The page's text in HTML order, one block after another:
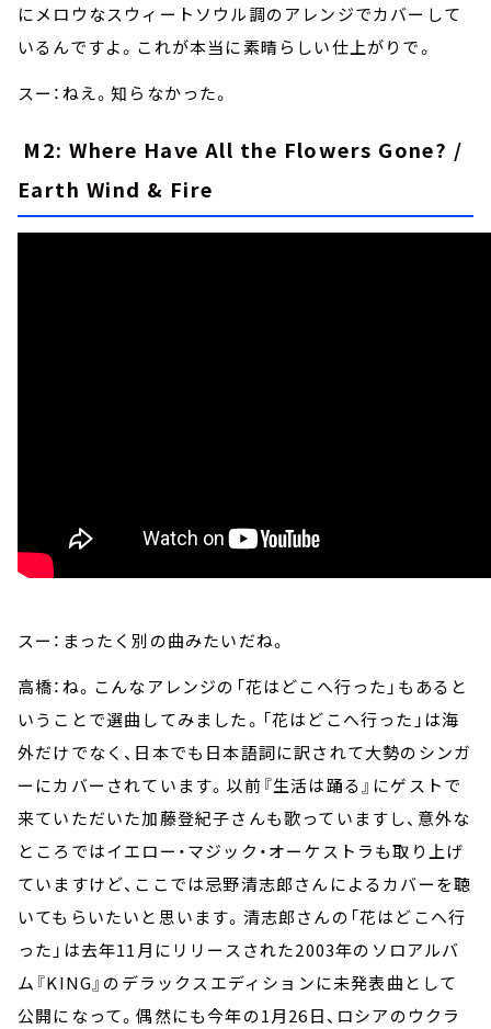
にメロウなスウィートソウル調のアレンジでカバーして
いるんですよ。これが本当に素晴らしい仕上がりで。
スー：ねえ。知らなかった。
M2: Where Have All the Flowers Gone? /
Earth Wind & Fire
スー：まったく別の曲みたいだね。
高橋：ね。こんなアレンジの「花はどこへ行った」もあると
いうことで選曲してみました。「花はどこへ行った」は海
外だけでなく、日本でも日本語詞に訳されて大勢のシンガ
ーにカバーされています。以前『生活は踊る』にゲストで
来ていただいた加藤登紀子さんも歌っていますし、意外な
ところではイエロー・マジック・オーケストラも取り上げ
ていますけど、ここでは忌野清志郎さんによるカバーを聴
いてもらいたいと思います。清志郎さんの「花はどこへ行
った」は去年11月にリリースされた2003年のソロアルバ
ム『KING』のデラックスエディションに未発表曲として
公開になって。偶然にも今年の1月26日、ロシアのウクラ